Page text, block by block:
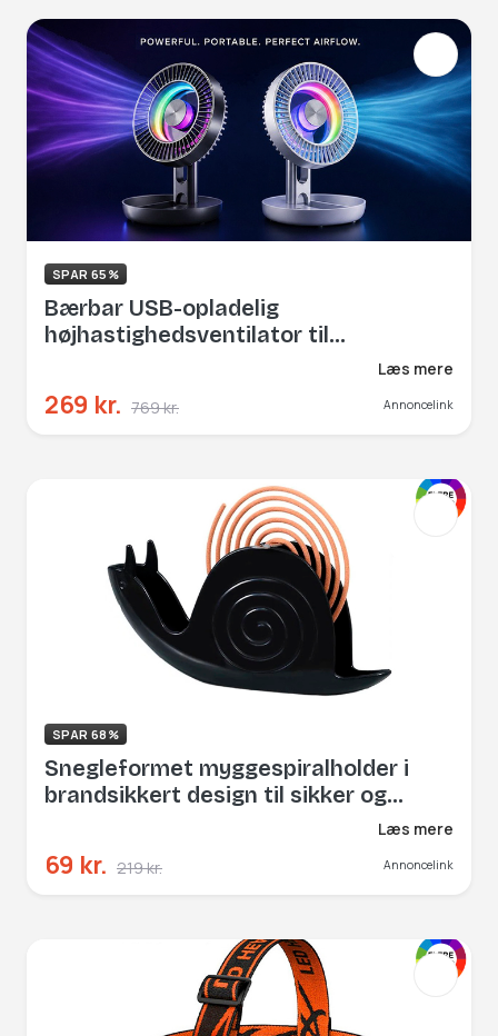
SPAR 65%
Bærbar USB-opladelig
højhastighedsventilator til
Læs mere
269 kr. 769 kr. Annoncelink
SPAR 68%
Snegleformet myggespiralholder i
brandsikkert design til sikker og
Læs mere
69 kr. 219 kr. Annoncelink